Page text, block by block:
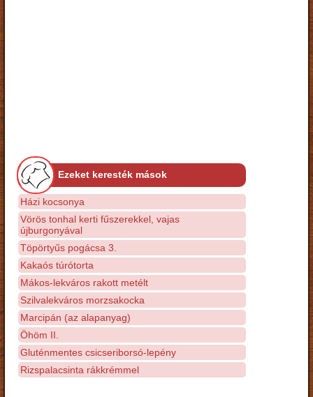
Ezeket keresték mások
Házi kocsonya
Vörös tonhal kerti fűszerekkel, vajas
újburgonyával
Töpörtyűs pogácsa 3.
Kakaós túrótorta
Mákos-lekváros rakott metélt
Szilvalekváros morzsakocka
Marcipán (az alapanyag)
Öhöm II.
Gluténmentes csicseriborsó-lepény
Rizspalacsinta rákkrémmel